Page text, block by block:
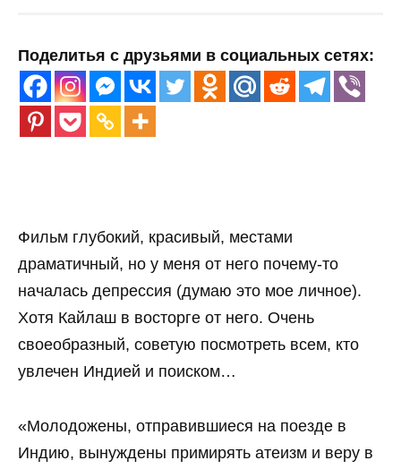
Поделитья с друзьями в социальных сетях:
Фильм глубокий, красивый, местами
драматичный, но у меня от него почему-то
началась депрессия (думаю это мое личное).
Хотя Кайлаш в восторге от него. Очень
своеобразный, советую посмотреть всем, кто
увлечен Индией и поиском…
«Молодожены, отправившиеся на поезде в
Индию, вынуждены примирять атеизм и веру в